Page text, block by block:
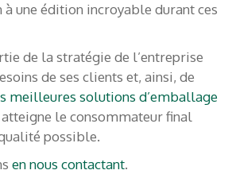
à une édition incroyable durant ces
de la stratégie de l’entreprise
de ses clients et, ainsi, de
meilleures solutions d’emballage
le consommateur final
possible.
en nous contactant.